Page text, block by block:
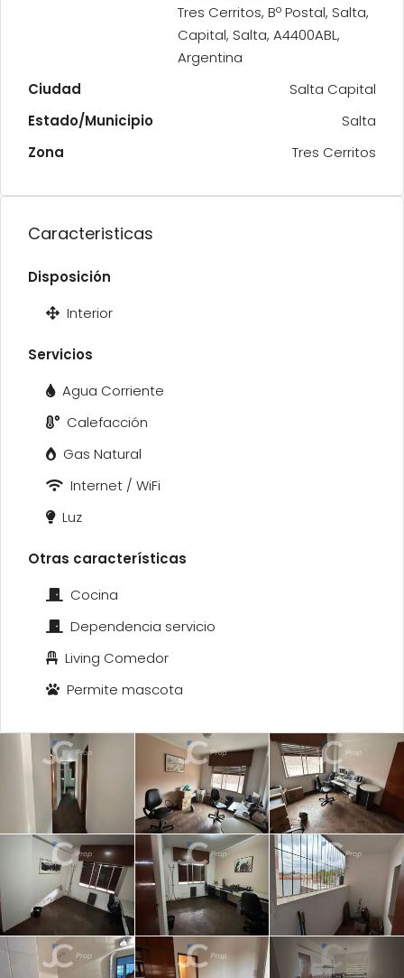
Tres Cerritos, Bº Postal, Salta,
Capital, Salta, A4400ABL,
Argentina
Ciudad
Salta Capital
Estado/Municipio
Salta
Zona
Tres Cerritos
Caracteristicas
Disposición
Interior
Servicios
Agua Corriente
Calefacción
Gas Natural
Internet / WiFi
Luz
Otras características
Cocina
Dependencia servicio
Living Comedor
Permite mascota